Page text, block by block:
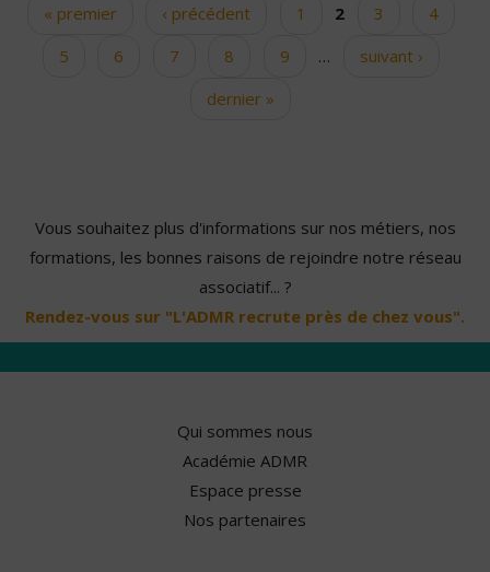
Pages« premier ‹ précédent 1 2 3
4
5
6 7 8 9 …
suivant ›
dernier »
Vous souhaitez plus d'informations sur nos métiers, nos
formations, les bonnes raisons de rejoindre notre réseau
associatif... ?
Rendez-vous sur "L'ADMR recrute près de chez vous".
Qui sommes nous
Académie ADMR
Espace presse
Nos partenaires